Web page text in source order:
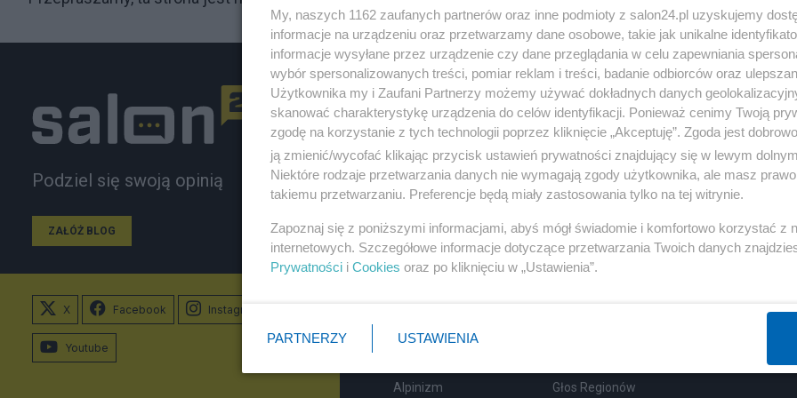
Podziel się swoją opinią
ZAŁÓŻ BLOG
Polityka
PiS
Rząd
Prezydent
KO
WIĘCEJ
Gospodarka
Biznes
Pieniądze
Centralny Port Komunikacyjny
Podatki
WIĘCEJ
Alpinizm Głos Regionów
X Facebook Instagram
Youtube
My, naszych 1162 zaufanych partnerów oraz inne podmioty z salon24.pl uzyskujemy
informacje na urządzeniu oraz przetwarzamy dane osobowe, takie jak unikalne
informacje wysyłane przez urządzenie czy dane przeglądania w celu zapewniania
wybór spersonalizowanych treści, pomiar reklam i treści, badanie odbiorców oraz
Użytkownika my i Zaufani Partnerzy możemy używać dokładnych danych
skanować charakterystykę urządzenia do celów identyfikacji. Ponieważ cenimy Twoją
zgodę na korzystanie z tych technologii poprzez kliknięcie „Akceptuję”. Zgoda jest
ją zmienić/wycofać klikając przycisk ustawień prywatności znajdujący się w lewym
Niektóre rodzaje przetwarzania danych nie wymagają zgody użytkownika, ale masz
takiemu przetwarzaniu. Preferencje będą miały zastosowania tylko na tej witrynie.
Zapoznaj się z poniższymi informacjami, abyś mógł świadomie i komfortowo korzystać z
internetowych. Szczegółowe informacje dotyczące przetwarzania Twoich danych
Prywatności i Cookies oraz po kliknięciu w „Ustawienia”.
PARTNERZY USTAWIENIA